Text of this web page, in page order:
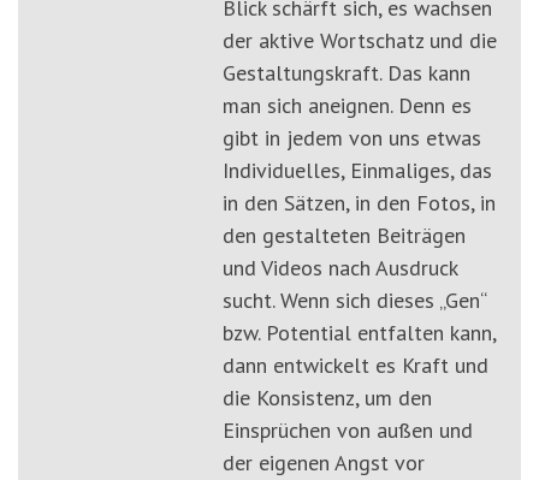
Blick schärft sich, es wachsen
der aktive Wortschatz und die
Gestaltungskraft. Das kann
man sich aneignen. Denn es
gibt in jedem von uns etwas
Individuelles, Einmaliges, das
in den Sätzen, in den Fotos, in
den gestalteten Beiträgen
und Videos nach Ausdruck
sucht. Wenn sich dieses „Gen“
bzw. Potential entfalten kann,
dann entwickelt es Kraft und
die Konsistenz, um den
Einsprüchen von außen und
der eigenen Angst vor